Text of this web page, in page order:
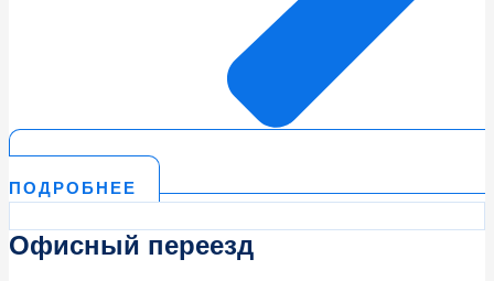
ПОДРОБНЕЕ
Офисный переезд